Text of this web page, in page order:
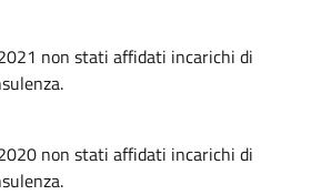
non stati affidati incarichi di
non stati affidati incarichi di